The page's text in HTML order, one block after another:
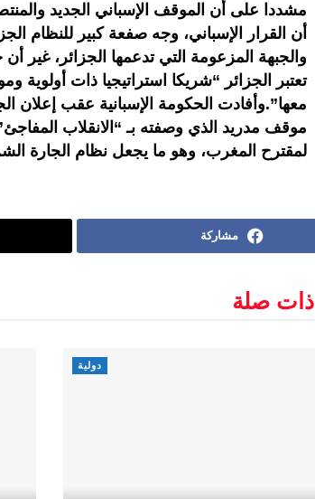
مشددا على أن الموقف الإسباني الجديد
أن القرار الإسباني، وجه صفعة كبير للنظام
والجبهة المزعومة التي تدعمها الجزائر، غير
تعتبر الجزائر “شريكا استراتيجيا ذات
معها”.وأفادت الحكومة الإسبانية عقب إعلان
موقف مدريد الذي وصفته بـ “الانقلاب
لمقترح المغرب، وهو ما يجعل نظام الجارة
مشاركة
ذات صلة
دولية